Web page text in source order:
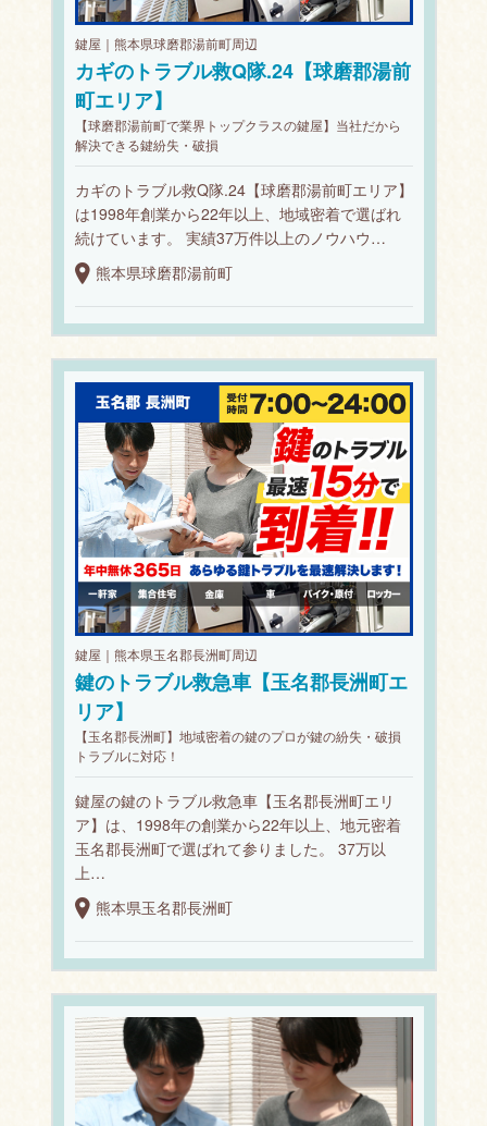
鍵屋｜熊本県球磨郡湯前町周辺
カギのトラブル救Q隊.24【球磨郡湯前
町エリア】
【球磨郡湯前町で業界トップクラスの鍵屋】当社だから
解決できる鍵紛失・破損
カギのトラブル救Q隊.24【球磨郡湯前町エリア】
は1998年創業から22年以上、地域密着で選ばれ
続けています。 実績37万件以上のノウハウ…
熊本県球磨郡湯前町
鍵屋｜熊本県玉名郡長洲町周辺
鍵のトラブル救急車【玉名郡長洲町エ
リア】
【玉名郡長洲町】地域密着の鍵のプロが鍵の紛失・破損
トラブルに対応！
鍵屋の鍵のトラブル救急車【玉名郡長洲町エリ
ア】は、1998年の創業から22年以上、地元密着
玉名郡長洲町で選ばれて参りました。 37万以
上…
熊本県玉名郡長洲町